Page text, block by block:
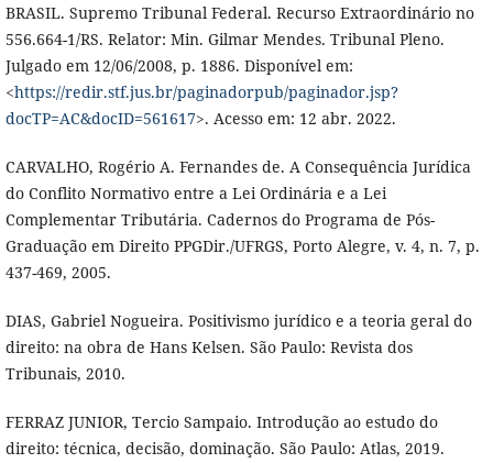
BRASIL. Supremo Tribunal Federal. Recurso Extraordinário no
556.664-1/RS. Relator: Min. Gilmar Mendes. Tribunal Pleno.
Julgado em 12/06/2008, p. 1886. Disponível em:
<https://redir.stf.jus.br/paginadorpub/paginador.jsp?
docTP=AC&docID=561617>. Acesso em: 12 abr. 2022.
CARVALHO, Rogério A. Fernandes de. A Consequência Jurídica
do Conflito Normativo entre a Lei Ordinária e a Lei
Complementar Tributária. Cadernos do Programa de Pós-
Graduação em Direito PPGDir./UFRGS, Porto Alegre, v. 4, n. 7, p.
437-469, 2005.
DIAS, Gabriel Nogueira. Positivismo jurídico e a teoria geral do
direito: na obra de Hans Kelsen. São Paulo: Revista dos
Tribunais, 2010.
FERRAZ JUNIOR, Tercio Sampaio. Introdução ao estudo do
direito: técnica, decisão, dominação. São Paulo: Atlas, 2019.